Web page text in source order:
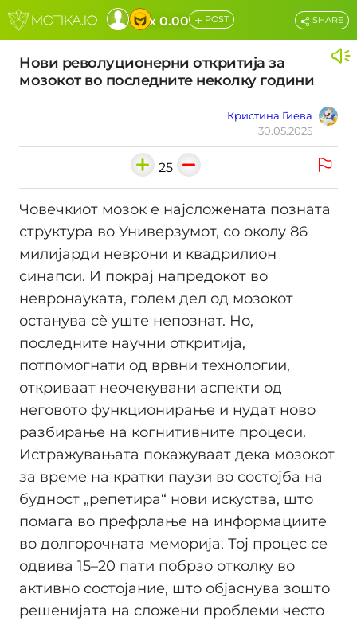
x 0.00 + POST
Нови револуционерни откритија за
мозокот во последните неколку години
Кристина Гиева
30.05.2025
SHARE
25
Човечкиот мозок е најсложената позната
структура во Универзумот, со околу 86
милијарди неврони и квадрилион
синапси. И покрај напредокот во
невронауката, голем дел од мозокот
останува сè уште непознат. Но,
последните научни откритија,
потпомогнати од врвни технологии,
откриваат неочекувани аспекти од
неговото функционирање и нудат ново
разбирање на когнитивните процеси.
Истражувањата покажуваат дека мозокот
за време на кратки паузи во состојба на
будност „репетира“ нови искуства, што
помага во префрлање на информациите
во долгорочната меморија. Тој процес се
одвива 15–20 пати побрзо отколку во
активно состојание, што објаснува зошто
решенијата на сложени проблеми често